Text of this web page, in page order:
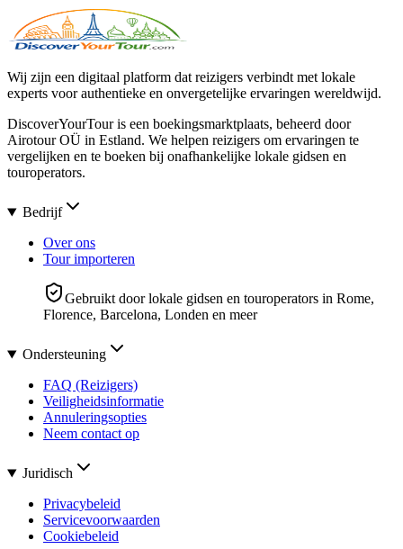
Wij zijn een digitaal platform dat reizigers verbindt met lokale
experts voor authentieke en onvergetelijke ervaringen wereldwijd.
DiscoverYourTour is een boekingsmarktplaats, beheerd door
Airotour OÜ in Estland. We helpen reizigers om ervaringen te
vergelijken en te boeken bij onafhankelijke lokale gidsen en
touroperators.
Bedrijf
Over ons
Tour importeren
Gebruikt door lokale gidsen en touroperators in Rome,
Florence, Barcelona, Londen en meer
Ondersteuning
FAQ (Reizigers)
Veiligheidsinformatie
Annuleringsopties
Neem contact op
Juridisch
Privacybeleid
Servicevoorwaarden
Cookiebeleid